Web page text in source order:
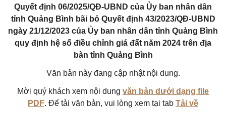
Quyết định 06/2025/QĐ-UBND của Ủy ban nhân dân
tỉnh Quảng Bình bãi bỏ Quyết định 43/2023/QĐ-UBND
ngày 21/12/2023 của Ủy ban nhân dân tỉnh Quảng Bình
quy định hệ số điều chỉnh giá đất năm 2024 trên địa
bàn tỉnh Quảng Bình
Văn bản này đang cập nhật nội dung.
Mời quý khách xem nội dung văn bản dưới dạng file
PDF. Để tải văn bản, vui lòng xem tại tab Tải về